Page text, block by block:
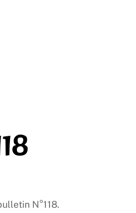
N°118.